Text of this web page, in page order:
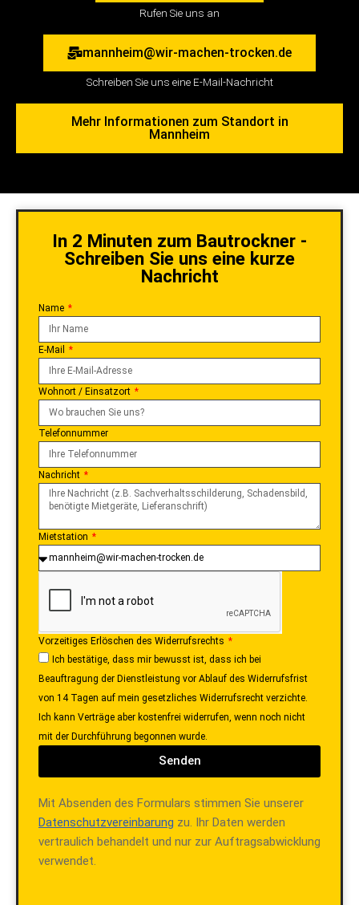
Rufen Sie uns an
mannheim@wir-machen-trocken.de
Schreiben Sie uns eine E-Mail-Nachricht
Mehr Informationen zum Standort in
Mannheim
In 2 Minuten zum Bautrockner -
Schreiben Sie uns eine kurze
Nachricht
Name
E-Mail
Wohnort / Einsatzort
Telefonnummer
Nachricht
Mietstation
Vorzeitiges Erlöschen des Widerrufsrechts
Ich bestätige, dass mir bewusst ist, dass ich bei
Beauftragung der Dienstleistung vor Ablauf des Widerrufsfrist
von 14 Tagen auf mein gesetzliches Widerrufsrecht verzichte.
Ich kann Verträge aber kostenfrei widerrufen, wenn noch nicht
mit der Durchführung begonnen wurde.
Senden
Mit Absenden des Formulars stimmen Sie unserer
Datenschutzvereinbarung zu. Ihr Daten werden
vertraulich behandelt und nur zur Auftragsabwicklung
verwendet.